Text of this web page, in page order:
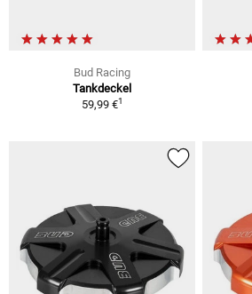
Bud Racing
Tankdeckel
59,99 €1